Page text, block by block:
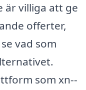
är villiga att ge
offerter,
vad som
som xn--